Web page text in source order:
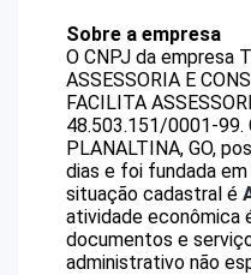
Sobre a empresa
O CNPJ da empresa
ASSESSORIA E
FACILITA
48.503.151/0001-99.
PLANALTINA, GO,
dias e foi fundada
situação cadastral é
atividade econômica
documentos e
administrativo não